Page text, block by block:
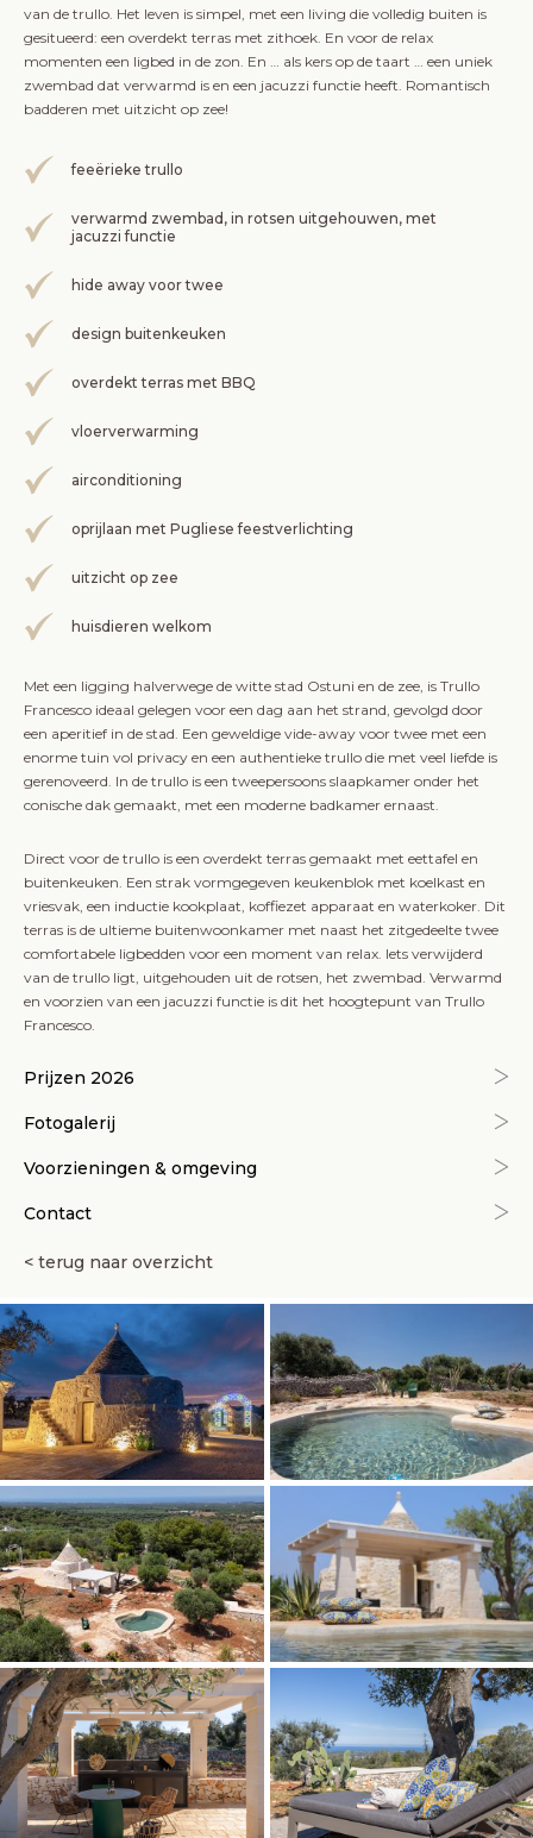
van de trullo. Het leven is simpel, met een living die volledig buiten is
gesitueerd: een overdekt terras met zithoek. En voor de relax
momenten een ligbed in de zon. En … als kers op de taart … een uniek
zwembad dat verwarmd is en een jacuzzi functie heeft. Romantisch
badderen met uitzicht op zee!
feeërieke trullo
verwarmd zwembad, in rotsen uitgehouwen, met
jacuzzi functie
hide away voor twee
design buitenkeuken
overdekt terras met BBQ
vloerverwarming
airconditioning
oprijlaan met Pugliese feestverlichting
uitzicht op zee
huisdieren welkom
Met een ligging halverwege de witte stad Ostuni en de zee, is Trullo
Francesco ideaal gelegen voor een dag aan het strand, gevolgd door
een aperitief in de stad. Een geweldige vide-away voor twee met een
enorme tuin vol privacy en een authentieke trullo die met veel liefde is
gerenoveerd. In de trullo is een tweepersoons slaapkamer onder het
conische dak gemaakt, met een moderne badkamer ernaast.
Direct voor de trullo is een overdekt terras gemaakt met eettafel en
buitenkeuken. Een strak vormgegeven keukenblok met koelkast en
vriesvak, een inductie kookplaat, koffiezet apparaat en waterkoker. Dit
terras is de ultieme buitenwoonkamer met naast het zitgedeelte twee
comfortabele ligbedden voor een moment van relax. Iets verwijderd
van de trullo ligt, uitgehouden uit de rotsen, het zwembad. Verwarmd
en voorzien van een jacuzzi functie is dit het hoogtepunt van Trullo
Francesco.
Prijzen 2026
Fotogalerij
Voorzieningen & omgeving
Contact
< terug naar overzicht